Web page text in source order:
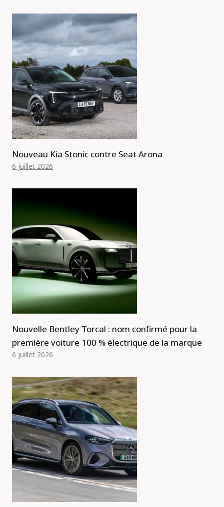
Nouveau Kia Stonic contre Seat Arona
6 juillet 2026
Nouvelle Bentley Torcal : nom confirmé pour la
première voiture 100 % électrique de la marque
6 juillet 2026